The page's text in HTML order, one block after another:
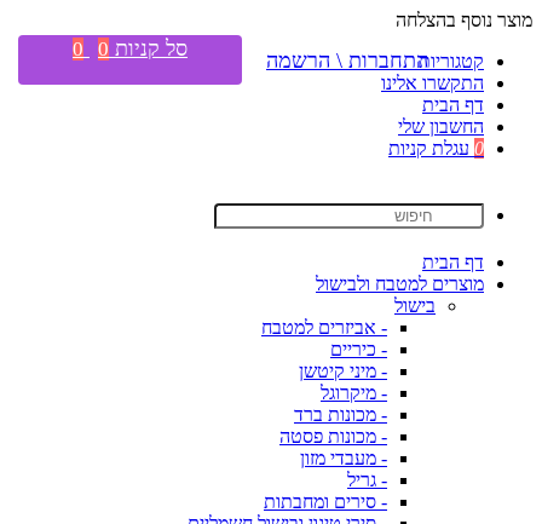
מוצר נוסף בהצלחה
קטגוריות
התקשרו אלינו
דף הבית
החשבון שלי
0 עגלת קניות
דף הבית
מוצרים למטבח ולבישול
בישול
- אביזרים למטבח
- כיריים
- מיני קיטשן
- מיקרוגל
- מכונות ברד
- מכונות פסטה
- מעבדי מזון
- גריל
- סירים ומחבתות
התחברות \ הרשמה סל קניות 0
0